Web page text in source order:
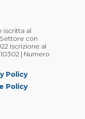
iscritta al
con
Iscrizione al
| Numero
Policy
Policy